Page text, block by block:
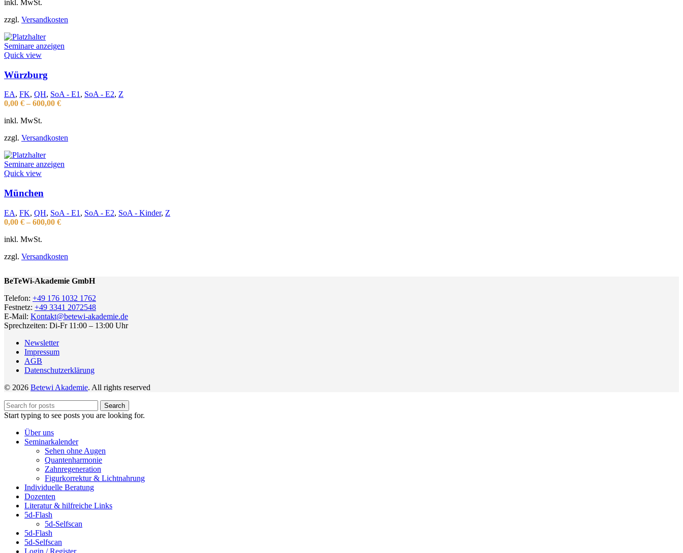
inkl. MwSt.
zzgl. Versandkosten
Seminare anzeigen
Quick view
Würzburg
EA, FK, QH, SoA - E1 , SoA - E2, Z
0,00 € – 600,00 €
inkl. MwSt.
zzgl. Versandkosten
Seminare anzeigen
Quick view
München
EA, FK, QH, SoA - E1 , SoA - E2, SoA - Kinder, Z
0,00 € – 600,00 €
inkl. MwSt.
zzgl. Versandkosten
BeTeWi-Akademie GmbH
Telefon: +49 176 1032 1762
Festnetz: +49 3341 2072548
E-Mail: Kontakt@betewi-akademie.de
Sprechzeiten: Di-Fr 11:00 – 13:00 Uhr
Newsletter
Impressum
AGB
Datenschutzerklärung
© 2026 Betewi Akademie. All rights reserved
Search
Start typing to see posts you are looking for.
Über uns
Seminarkalender
Sehen ohne Augen
Quantenharmonie
Zahnregeneration
Figurkorrektur & Lichtnahrung
Individuelle Beratung
Dozenten
Literatur & hilfreiche Links
5d-Flash
5d-Selfscan
5d-Flash
5d-Selfscan
Login / Register